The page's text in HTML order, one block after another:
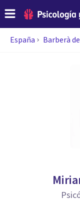
España Barberà